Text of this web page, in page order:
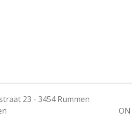
23 - 3454 Rummen
ON